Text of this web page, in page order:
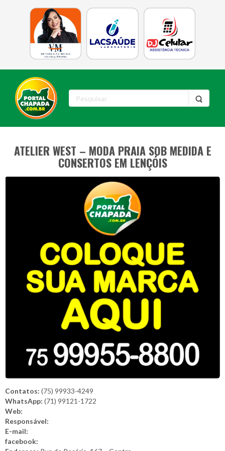
ATELIER WEST – MODA PRAIA SOB MEDIDA E
CONSERTOS EM LENÇÓIS
Contatos: (75) 99933-4249
WhatsApp: (71) 99121-1722
Web:
Responsável:
E-mail:
facebook: